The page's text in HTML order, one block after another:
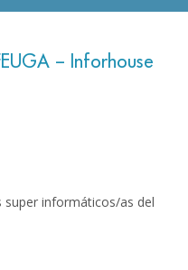
– Inforhouse
informáticos/as del